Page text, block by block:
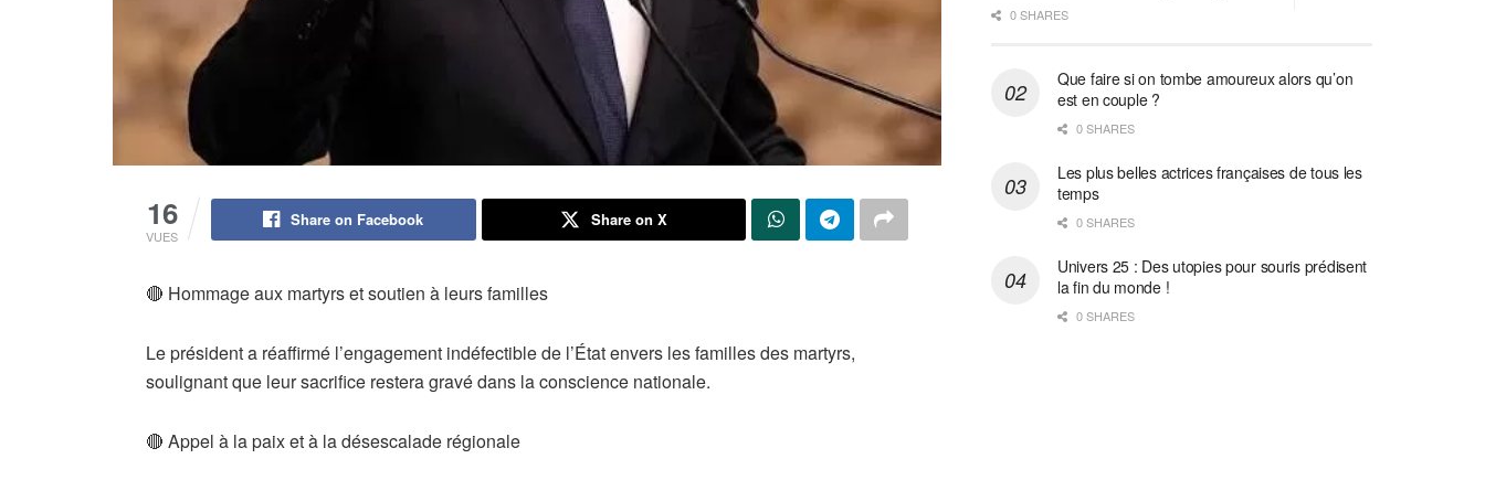
16
VUES
Share on Facebook Share on X
🔴 Hommage aux martyrs et soutien à leurs familles
Le président a réaffirmé l’engagement indéfectible de l’État envers les familles des martyrs,
soulignant que leur sacrifice restera gravé dans la conscience nationale.
🔴 Appel à la paix et à la désescalade régionale
0 SHARES
Que faire si on tombe amoureux alors qu’on
est en couple ?
0 SHARES
Les plus belles actrices françaises de tous les
temps
0 SHARES
Univers 25 : Des utopies pour souris prédisent
la fin du monde !
0 SHARES